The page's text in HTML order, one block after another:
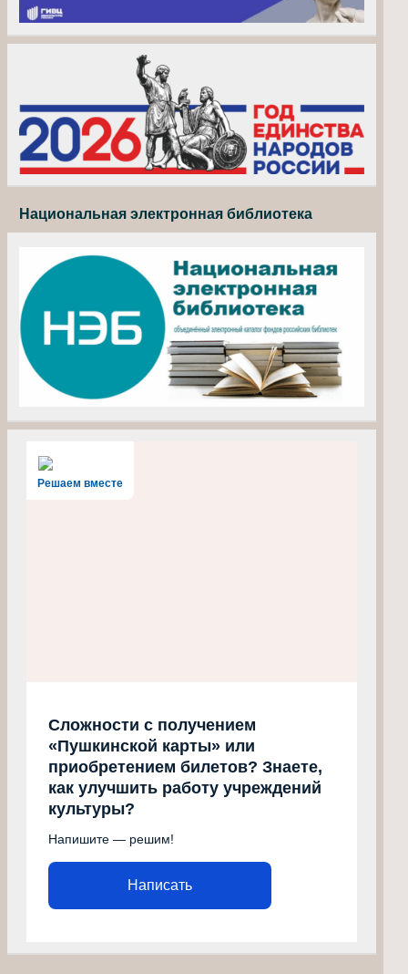
Национальная электронная библиотека
Решаем вместе
Сложности с получением
«Пушкинской карты» или
приобретением билетов? Знаете,
как улучшить работу учреждений
культуры?
Напишите — решим!
Написать